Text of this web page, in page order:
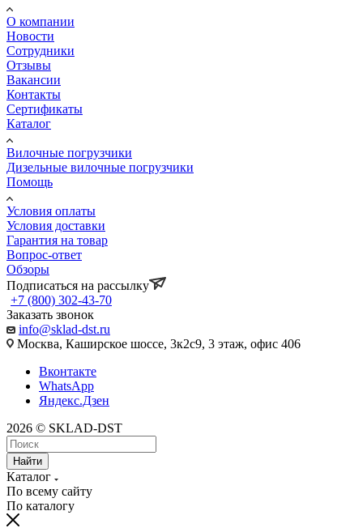
О компании
Новости
Сотрудники
Отзывы
Вакансии
Контакты
Сертификаты
Каталог
Вилочные погрузчики
Дизельные вилочные погрузчики
Помощь
Условия оплаты
Условия доставки
Гарантия на товар
Вопрос-ответ
Обзоры
Подписаться на рассылку
+7 (800) 302-43-70
Заказать звонок
info@sklad-dst.ru
Москва, Каширское шоссе, 3к2с9, 3 этаж, офис 406
Вконтакте
WhatsApp
Яндекс.Дзен
2026 © SKLAD-DST
Найти
Каталог
По всему сайту
По каталогу